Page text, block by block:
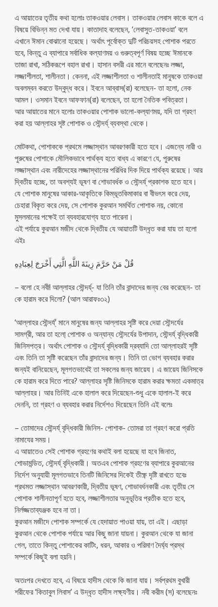
এ আয়াতের তৃতীয় কথা হলোঃ তাকওয়ার লেবাস। তাকওয়ার লেবাস কাকে বলে এ
বিষয়ে বিভিন্ন মত দেখা যায়। কাতাদাহ বলেছেন, ‘লেবাসুত-তাকওয়া’ বলে
এখানে ঈমান বোঝানো হয়েছে। অর্থাৎ পূর্বোক্ত দুটি পরিচয়সহ পোশাক পরতে
হবে, কিন্তু এ ব্যাপারে সর্বাধিক কল্যাণময় ও গুরুত্বপূর্ণ বিষয় হচ্ছে ঈমানকে
তাজা রাখা, সঠিকরূপে বহাল রাখা। হাসান বসরী এর মানে বলেছেনঃ লজ্জা,
লজ্জাশীলতা, শালীনতা। কেননা, এই লজ্জাশীলতা ও শালীনতাই মানুষকে তাকওয়া
অবলম্বন করতে উদ্বুদ্ধ করে। ইবনে আব্বাস(রা) বলেছেন- তা হলো, নেক
আমল। ওসমান ইবনে আফফান(রা) বলেছেন, তা হলো নৈতিক পবিত্রতা।
আর আয়াতের মানে হলোঃ তাকওয়ার পোশাক ভালো-কল্যাণময়, যদি তা গ্রহণ
করা হয় আল্লাহর সৃষ্ট পোশাক ও সৌন্দর্য্ ব্যবস্থা থেকে।
মোটকথা, পোশাককে প্রথমে লজ্জাস্থান আবরণকারী হতে হবে। এজন্যে নারী ও
পুরুষের পোশাকে মৌলিকভাবে পার্থক্য হতে বাধ্য এ কারণে যে, পুরুষের
লজ্জাস্থান এবং নারীদেহের লজ্জাস্থানের পরিধির দিক দিয়ে পার্থক্য রয়েছে। আর
দ্বিতীয় হচ্ছে, তা অবশ্যই ভূষণ বা শোভাবর্ধক ও সৌন্দর্য্ প্রকাশক হতে হবে।
যে পোশাক মানুষের আকার-আকৃতিকে কিম্ভূতকিমাকার বা বীভৎস করে দেয়,
চেহারা বিকৃত করে দেয়, সে পোশাক কুরআন সমর্থিত পোশাক নয়, কোনো
মুসলমানের পক্ষেই তা ব্যবহারযোগ্য হতে পারেনা।
এই পর্যায়ে কুরআন মজীদ থেকে দ্বিতীয় যে আয়াতটি উদ্ধৃত করা যায় তা হলো
এইঃ
قُلْ مَنْ حَرَّمَ زِينَةَ اللَّهِ الَّتِي أَخْرَجَ لِعِبَادِهِ
– বলো হে নবী! আল্লাহর সৌন্দর্য্- যা তিনি তাঁর বান্দাদের জন্য বের করেছেন- তা
কে হারাম করে দিলো? (আল আরাফঃ৩২)
‘আল্লাহর সৌন্দর্য্’ মানে মানুষের জন্য আল্লাহর সৃষ্টি করে দেয়া সৌন্দর্যের
সামগ্রী, আর তা হলো্ পোশাক ও অন্যান্য সৌন্দর্যের উপাদান, সৌন্দর্য্ বৃদ্ধিকারী
জিনিসপত্র। অর্থাৎ পোশাক ও সৌন্দর্য্ বৃদ্ধিকারী দ্রব্যাদি তো আল্লাহরই সৃষ্টি
এবং তিনি তা সৃষ্টি করেছেন তাঁর বান্দাদের জন্য। তিনি তা ভোগ ব্যবহার করার
জন্যই বানিয়েছেন, মূলগতভাবেই তা সকলের জন্য জায়েয। এ জায়েয জিনিসকে
কে হারাম করে দিতে পারে? আল্লাহর সৃষ্টি জিনিসকে হারাম করার ক্ষমতা একমাত্র
আল্লাহর। আর তিনিই একে হালাল করে দিয়েছেন-শুধু একে হালাল-ই করে
দেননি, তা গ্রহণ ও ব্যবহার করার নির্দেশও দিয়েছেন তিনি এই বলেঃ
– তোমাদের সৌন্দর্য্ বৃদ্ধিকারী জিনিস- পোশাক- তোমরা তা গ্রহণ করো প্রতি
নামাযের সময়।
এ আয়াতেও সেই পোশাক গ্রহণের কথাই বলা হয়েছে যা হবে জিনাত,
শোভামন্ডিত, সৌন্দর্য্ বৃদ্ধিকারী। অতএব পোশাক গ্রহণের ব্যাপারে কুরআনের
নির্দেশ অনুযায়ী মূলগতভাবে তিনটি জিনিসের দিকেই তীক্ষ্ণ দৃষ্টি রাখতে হবেঃ
প্রথমত লজ্জাস্থান আবরণকারী, দ্বিতীয় ভূষণ, শোভাবর্ধনকারী এবং তৃতীয় সে
পোশাক শালীনতাপূর্ণ হতে হবে, লজ্জাশীলতার অনুভূতির প্রতীক হতে হবে,
নির্লজ্জতাব্যঞ্জক হবে না তা।
কুরআন মজীদে পোশাক সম্পর্কে যে হেদায়াত পাওয়া যায়, তা এই। এছাড়া
কুরআন থেকে পোশাক পর্যায়ে আর কিছু জানা যায়না। কুরআন থেকে যা জানা
গেল, তাতে কিন্তু পোশাকের কাটিং, ধরন, আকার ও পরিমাণ দৈর্ঘ্য প্রস্থ
সম্পর্কে কিছুই বলা হয়নি।
অতঃপর দেখতে হবে, এ বিষয়ে হাদীস থেকে কি জানা যায়। সর্বপ্রথম বুখারী
শরীফের ‘কিতাবুল লিবাস’ এ উদ্ধৃত হাদীস লক্ষ্যণীয়। নবী করীম (স) বলেছেনঃ